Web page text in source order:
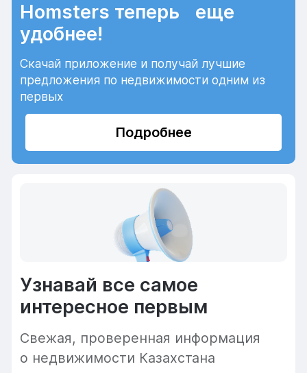
Homsters теперь еще
удобнее!
Скачай приложение и получай лучшие
предложения по недвижимости одним из
первых
Подробнее
Узнавай все самое
интересное первым
Cвежая, проверенная информация
о недвижимости Казахстана